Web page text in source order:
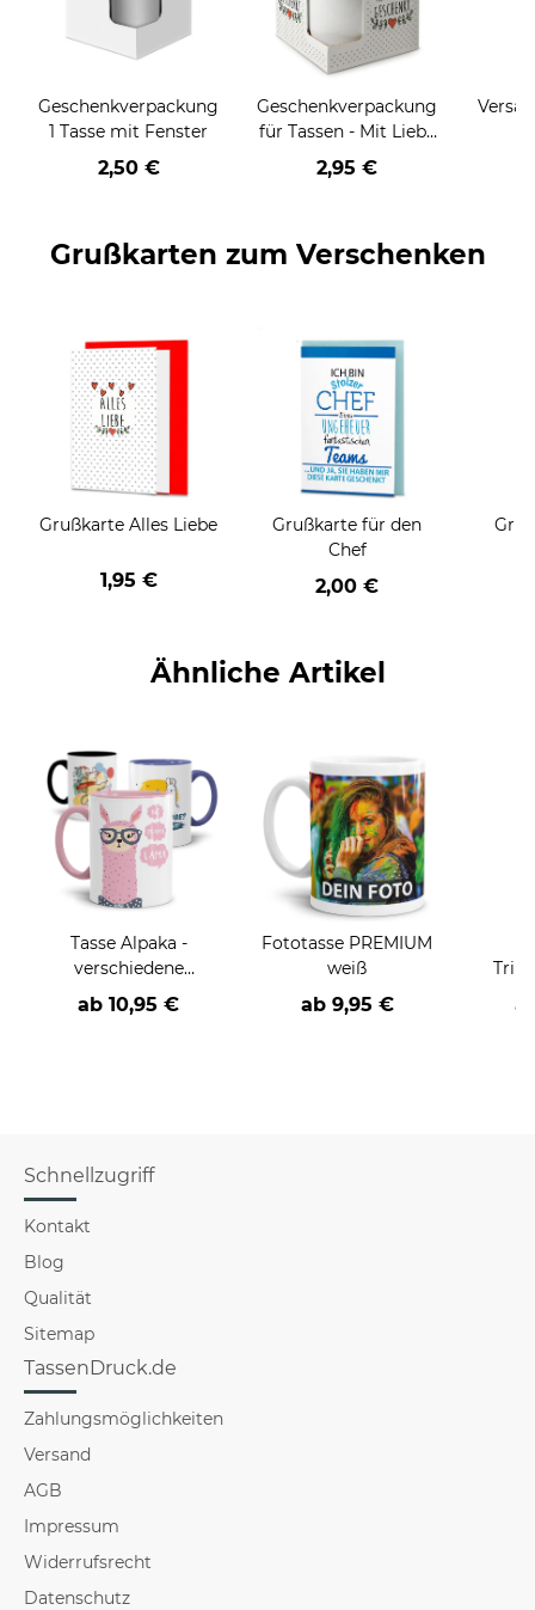
Geschenkverpackung
1 Tasse mit Fenster
2,50 €
Geschenkverpackung
für Tassen - Mit Liebe
geschenkt
2,95 €
Grußkarten zum Verschenken
Grußkarte Alles Liebe
1,95 €
Grußkarte für den
Chef
2,00 €
Ähnliche Artikel
Tasse Alpaka -
verschiedene
Sprüche, Motive und
Farben-
ab 10,95 €
Fototasse PREMIUM
weiß
ab 9,95 €
Schnellzugriff
Kontakt
Blog
Qualität
Sitemap
TassenDruck.de
Zahlungsmöglichkeiten
Versand
AGB
Impressum
Widerrufsrecht
Datenschutz